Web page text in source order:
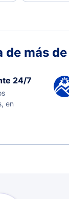
de más
24/7
en